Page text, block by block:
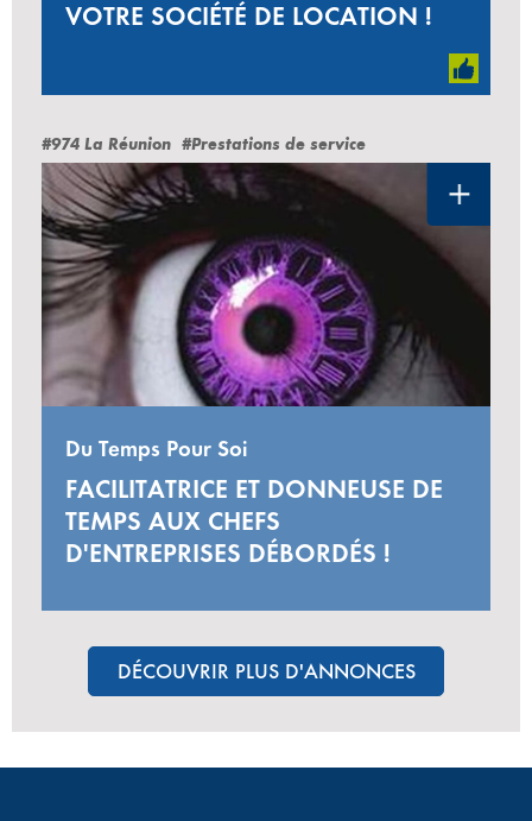
VOTRE SOCIÉTÉ DE LOCATION !
#974 La Réunion #Prestations de service
Du Temps Pour Soi
FACILITATRICE ET DONNEUSE DE
TEMPS AUX CHEFS
D'ENTREPRISES DÉBORDÉS !
DÉCOUVRIR PLUS D'ANNONCES